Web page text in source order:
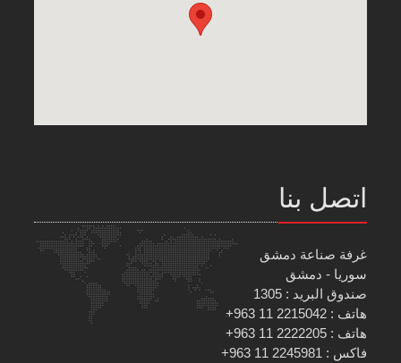
اتصل بنا
غرفة صناعة دمشق
سوريا - دمشق
صندوق البريد : 1305
هاتف : 2215042 11 963+
هاتف : 2222205 11 963+
فاكس : 2245981 11 963+